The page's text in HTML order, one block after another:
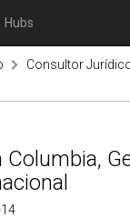
Hubs
Consultor